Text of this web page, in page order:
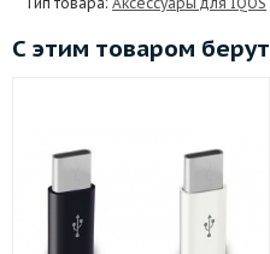
С этим товаром берут